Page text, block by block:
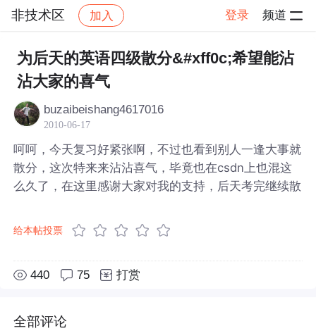
非技术区 加入 登录 频道
社区 非技术区 帖子详情
为后天的英语四级散分&#xff0c;希望能沾
沾大家的喜气
buzaibeishang4617016
2010-06-17
呵呵，今天复习好紧张啊，不过也看到别人一逢大事就
散分，这次特来来沾沾喜气，毕竟也在csdn上也混这
么久了，在这里感谢大家对我的支持，后天考完继续散
给本帖投票
440 75 打赏
全部评论